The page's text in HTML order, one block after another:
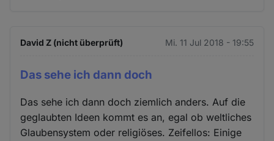
David Z (nicht überprüft) Mi. 11 Jul 2018 - 19:55
Das sehe ich dann doch
Das sehe ich dann doch ziemlich anders. Auf die
geglaubten Ideen kommt es an, egal ob weltliches
Glaubensystem oder religiöses. Zeifellos: Einige